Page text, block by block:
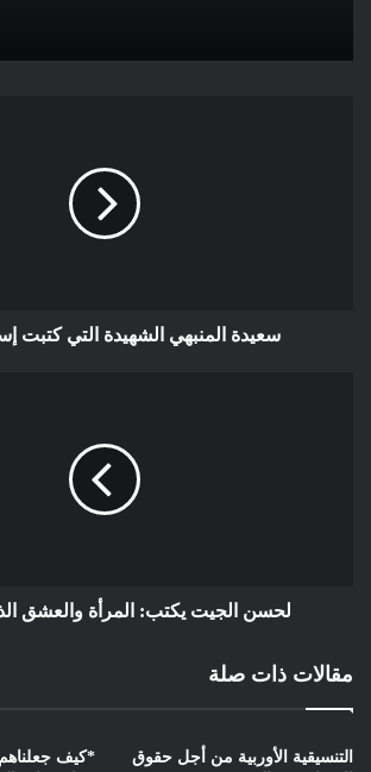
سعيدة المنبهي الشهيدة التي كتبت
لحسن الجيت يكتب: المرأة والعشق
مقالات ذات صلة
التنسيقية الأوربية من أجل حقوق
*كيف